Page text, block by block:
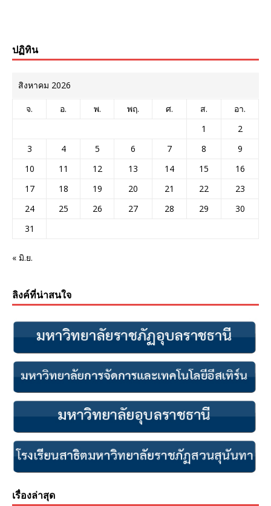
ปฏิทิน
สิงหาคม 2026
จ. อ. พ. พฤ. ศ. ส.
อา.
1
2
3
4 5 6 7 8
9
10
11 12 13 14 15
16
17
18 19 20 21 22
23
24
25 26 27 28 29
30
31
« มิ.ย.
ลิงค์ที่น่าสนใจ
เรื่องล่าสุด